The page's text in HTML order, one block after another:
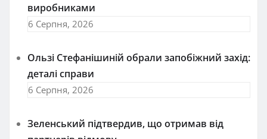
виробниками
6 Серпня, 2026
Ользі Стефанішиній обрали запобіжний захід:
деталі справи
6 Серпня, 2026
Зеленський підтвердив, що отримав від